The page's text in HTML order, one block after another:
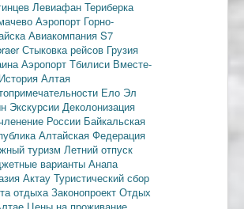
Левиафан Териберка
Аэропорт Горно-
Авиакомпания S7
Стыковка рейсов Грузия
Аэропорт Тбилиси Вместе-
История Алтая
Ело Эл
Экскурсии Деколонизация
России Байкальская
Алтайская Федерация
туризм Летний отпуск
варианты Анапа
Актау Туристический сбор
отдыхаЗаконопроект Отдых